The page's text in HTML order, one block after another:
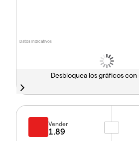
Datos indicativos
Desbloquea los gráficos
Vender
1.89